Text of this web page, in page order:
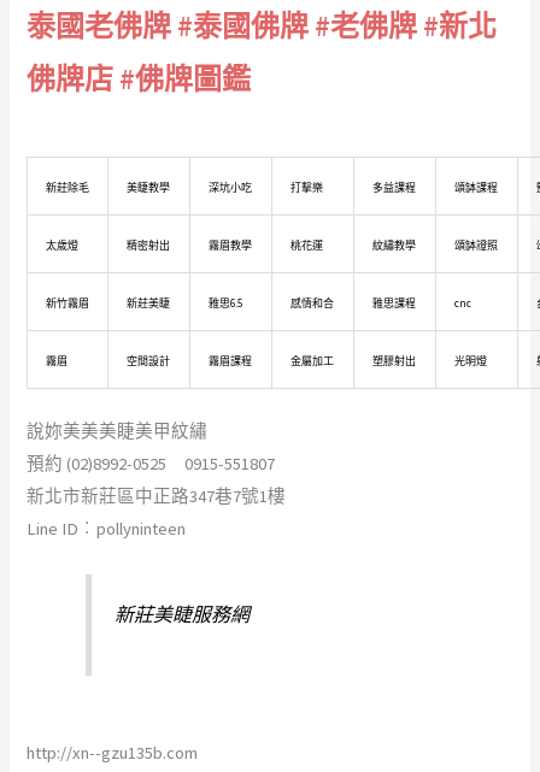
泰國老佛牌 #泰國佛牌 #老佛牌 #新北
佛牌店 #佛牌圖鑑
新莊除毛 美睫教學 深坑小吃 打擊樂 多益課程 頌缽課程
太歲燈 精密射出 霧眉教學 桃花運 紋繡教學 頌缽證照
新竹霧眉 新莊美睫 雅思6.5 感情和合 雅思課程 cnc
霧眉 空間設計 霧眉課程 金屬加工 塑膠射出 光明燈
說妳美美美睫美甲紋繡
預約 (02)8992-0525 0915-551807
新北市新莊區中正路347巷7號1樓
Line ID︰pollyninteen
新莊美睫服務網
http://xn--gzu135b.com